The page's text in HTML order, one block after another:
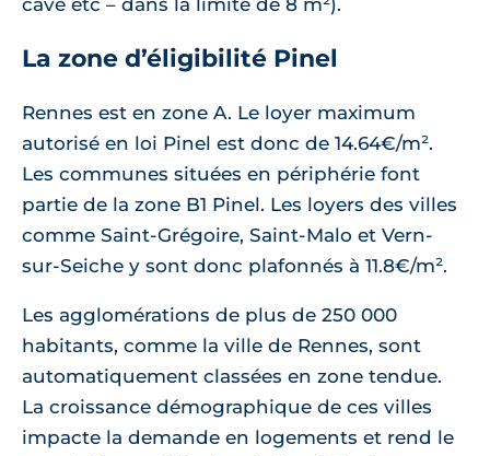
cave etc – dans la limite de 8 m²).
La zone d’éligibilité Pinel
Rennes est en zone A. Le loyer maximum
autorisé en loi Pinel est donc de 14.64€/m².
Les communes situées en périphérie font
partie de la zone B1 Pinel. Les loyers des villes
comme Saint-Grégoire, Saint-Malo et Vern-
sur-Seiche y sont donc plafonnés à 11.8€/m².
Les agglomérations de plus de 250 000
habitants, comme la ville de Rennes, sont
automatiquement classées en zone tendue.
La croissance démographique de ces villes
impacte la demande en logements et rend le